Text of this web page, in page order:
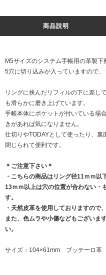
商品説明
M5サイズのシステム手帳用の革製下
5穴に切り込みが入っていますので
リングに挟んだリフィルの下に差し
も滑らかに磨き上げています。
手帳本体にポケットが付いている場
きがあれば気になりません。
仕切りやTODAYとして使ったり、
閉じられて便利です。
＊ご注意下さい＊
・こちらの商品はリング径11ｍｍ以
13ｍｍ以上は穴の位置が合わない・
す。
・天然皮革を使用しておりますので
また、色ムラや小傷などもございま
い。
サイズ：104×61mm ブッテーロ革